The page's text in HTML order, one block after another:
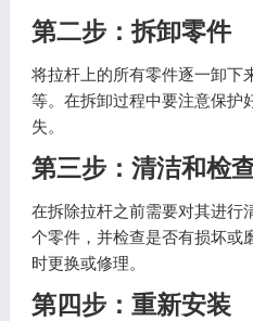
第二步：拆卸零件
将拉杆上的所有零件逐一卸下
等。在拆卸过程中要注意保护
失。
第三步：清洁和检
在拆除拉杆之前需要对其进行
个零件，并检查是否有损坏或
时更换或修理。
第四步：重新安装